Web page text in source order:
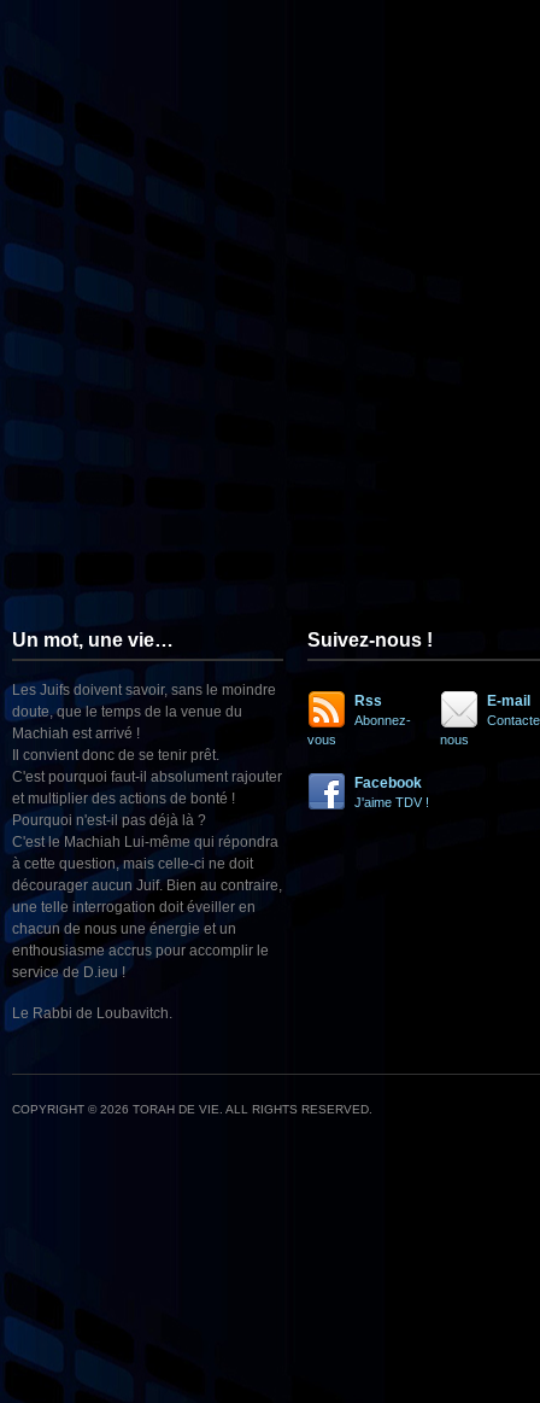
Un mot, une vie…
Les Juifs doivent savoir, sans le moindre
doute, que le temps de la venue du
Machiah est arrivé !
Il convient donc de se tenir prêt.
C'est pourquoi faut-il absolument rajouter
et multiplier des actions de bonté !
Pourquoi n'est-il pas déjà là ?
C'est le Machiah Lui-même qui répondra
à cette question, mais celle-ci ne doit
décourager aucun Juif. Bien au contraire,
une telle interrogation doit éveiller en
chacun de nous une énergie et un
enthousiasme accrus pour accomplir le
service de D.ieu !
Le Rabbi de Loubavitch.
Suivez-nous !
Rss
Abonnez-
vous
E-mail
nous
Facebook
J'aime TDV !
COPYRIGHT © 2026 TORAH DE VIE. ALL RIGHTS RESERVED.